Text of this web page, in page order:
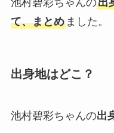
池村碧彩ちゃんの出
て、まとめました。
出身地はどこ？
池村碧彩ちゃんの出